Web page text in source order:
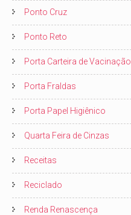
Ponto Cruz
Ponto Reto
Porta Carteira de Vacinação
Porta Fraldas
Porta Papel Higiênico
Quarta Feira de Cinzas
Receitas
Reciclado
Renda Renascença